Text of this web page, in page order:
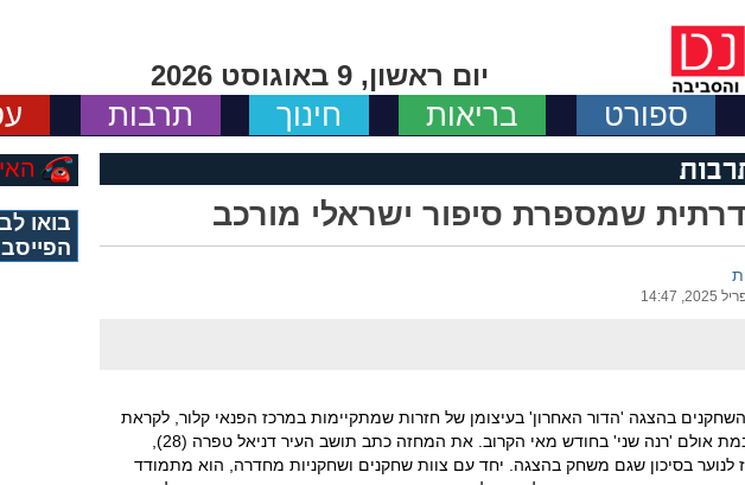
יום ראשון, 9 באוגוסט 2026
ספורט בריאות חינוך תרבות
שמספרת סיפור ישראלי מורכב
בהצגה 'הדור האחרון' בעיצומן של חזרות שמתקיימות במרכז הפנאי קלור, לקראת
עלייתה של ההצגה על במת אולם 'רנה שני' בחודש מאי הקרוב. את המחזה כתב תושב העיר דניאל טפרה (28),
לנוער בסיכון שגם משחק בהצגה. יחד עם צוות שחקנים ושחקניות מחדרה, הוא מתמודד
בואו